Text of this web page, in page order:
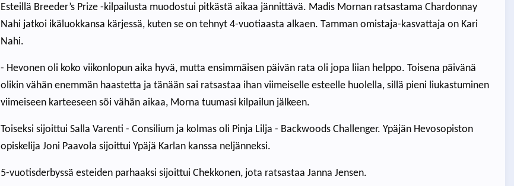
Esteillä Breeder’s Prize -kilpailusta muodostui pitkästä aikaa jännittävä. Madis Mornan ratsastama Chardonnay
Nahi jatkoi ikäluokkansa kärjessä, kuten se on tehnyt 4-vuotiaasta alkaen. Tamman omistaja-kasvattaja on Kari
Nahi.
- Hevonen oli koko viikonlopun aika hyvä, mutta ensimmäisen päivän rata oli jopa liian helppo. Toisena päivänä
olikin vähän enemmän haastetta ja tänään sai ratsastaa ihan viimeiselle esteelle huolella, sillä pieni liukastuminen
viimeiseen karteeseen söi vähän aikaa, Morna tuumasi kilpailun jälkeen.
Toiseksi sijoittui Salla Varenti - Consilium ja kolmas oli Pinja Lilja - Backwoods Challenger. Ypäjän Hevosopiston
opiskelija Joni Paavola sijoittui Ypäjä Karlan kanssa neljänneksi.
5-vuotisderbyssä esteiden parhaaksi sijoittui Chekkonen, jota ratsastaa Janna Jensen.